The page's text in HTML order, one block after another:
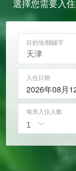
選擇您需要入
目的地/關鍵字
入住日期
2026年08月
每房入住人數